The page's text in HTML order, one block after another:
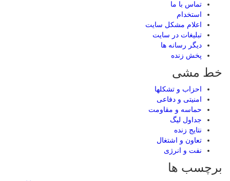
تماس با ما
استخدام
اعلام مشکل سایت
تبلیغات در سایت
ديگر رسانه ها
پخش زنده
خط مشی
احزاب و تشکلها
امنیتی و دفاعی
حماسه و مقاومت
جداول لیگ
نتایج زنده
تعاون و اشتغال
نفت و انرژی
برچسب ها